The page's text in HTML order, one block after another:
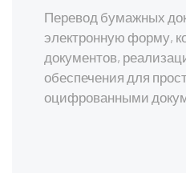
Перевод бумажных
электронную форму,
документов,
обеспечения для
оцифрованными